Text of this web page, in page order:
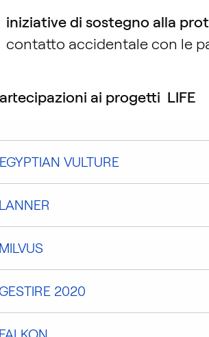
iniziative di sostegno alla
contatto accidentale con le
ai progetti LIFE
VULTURE
2020